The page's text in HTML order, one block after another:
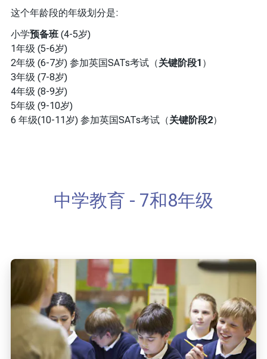
这个年龄段的年级划分是:
小学预备班(4-5岁)
1年级 (5-6岁)
2年级 (6-7岁) 参加英国SATs考试（关键阶段1 ）
3年级 (7-8岁)
4年级 (8-9岁)
5年级 (9-10岁)
6 年级(10-11岁) 参加英国SATs考试（关键阶段2）
中学教育 - 7和8年级